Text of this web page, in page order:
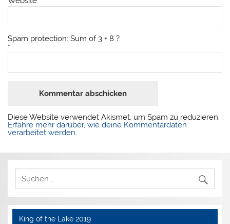
Spam protection: Sum of 3 + 8 ?
*
Diese Website verwendet Akismet, um Spam zu reduzieren.
Erfahre mehr darüber, wie deine Kommentardaten
verarbeitet werden.
King of the Lake 2019